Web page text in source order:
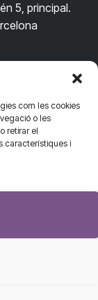
com les cookies
o les
retirar el
característiques i
5, principal.